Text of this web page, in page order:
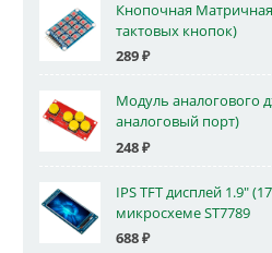
Кнопочная
тактовых кнопок)
289₽
Модуль аналогового
аналоговый порт)
248₽
IPS TFT дисплей 1.9"
микросхеме ST7789
688₽